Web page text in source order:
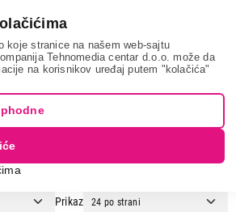
koje stranice na našem web-sajtu
Tehnomedia centar d.o.o. može da
na korisnikov uređaj putem "kolačića"
Trening i rekreacija Fitnes oprema
Prikaz